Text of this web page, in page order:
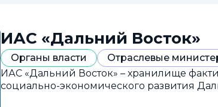
ИАС «Дальний Восток»
Органы власти Отраслевые
ИАС «Дальний Восток» – хранилище
социально-экономического развития